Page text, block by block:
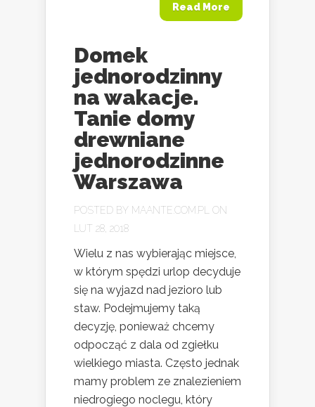
Read More
Domek
jednorodzinny
na wakacje.
Tanie domy
drewniane
jednorodzinne
Warszawa
POSTED BY MAANTE.COM.PL
ON
LUT 28, 2018
Wielu z nas wybierając miejsce,
w którym spędzi urlop decyduje
się na wyjazd nad jezioro lub
staw. Podejmujemy taką
decyzję, ponieważ chcemy
odpocząć z dala od zgiełku
wielkiego miasta. Często jednak
mamy problem ze znalezieniem
niedrogiego noclegu, który